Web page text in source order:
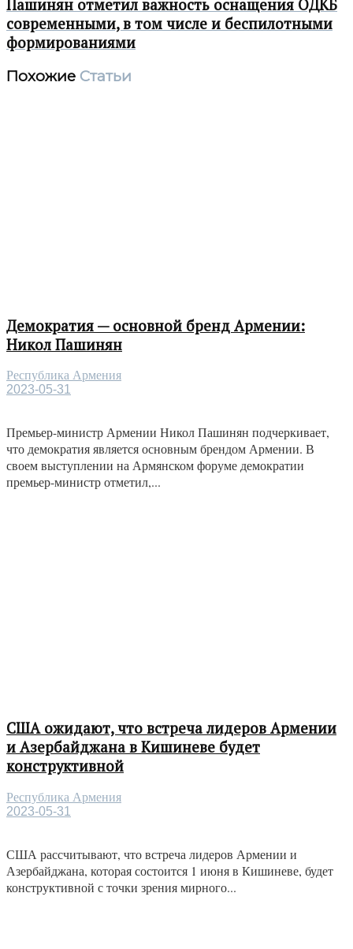
Пашинян отметил важность оснащения ОДКБ
современными, в том числе и беспилотными
формированиями
Похожие Статьи
Демократия — основной бренд Армении:
Никол Пашинян
Республика Армения
2023-05-31
Премьер-министр Армении Никол Пашинян подчеркивает,
что демократия является основным брендом Армении. В
своем выступлении на Армянском форуме демократии
премьер-министр отметил,...
США ожидают, что встреча лидеров Армении
и Азербайджана в Кишиневе будет
конструктивной
Республика Армения
2023-05-31
США рассчитывают, что встреча лидеров Армении и
Азербайджана, которая состоится 1 июня в Кишиневе, будет
конструктивной с точки зрения мирного...